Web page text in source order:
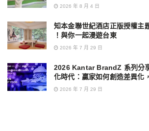
2026 年 8 月 4 日
知本金聯世紀酒店正版授權主
！與你一起漫遊台東
2026 年 7 月 29 日
2026 Kantar BrandZ 系列分
化時代：贏家如何創造差異化
2026 年 7 月 29 日